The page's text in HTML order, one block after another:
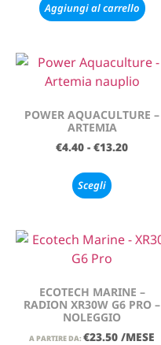
Aggiungi al carrello
POWER AQUACULTURE –
ARTEMIA
€4.40 - €13.20
Scegli
ECOTECH MARINE –
RADION XR30W G6 PRO –
NOLEGGIO
A PARTIRE DA: €23.50 /MESE